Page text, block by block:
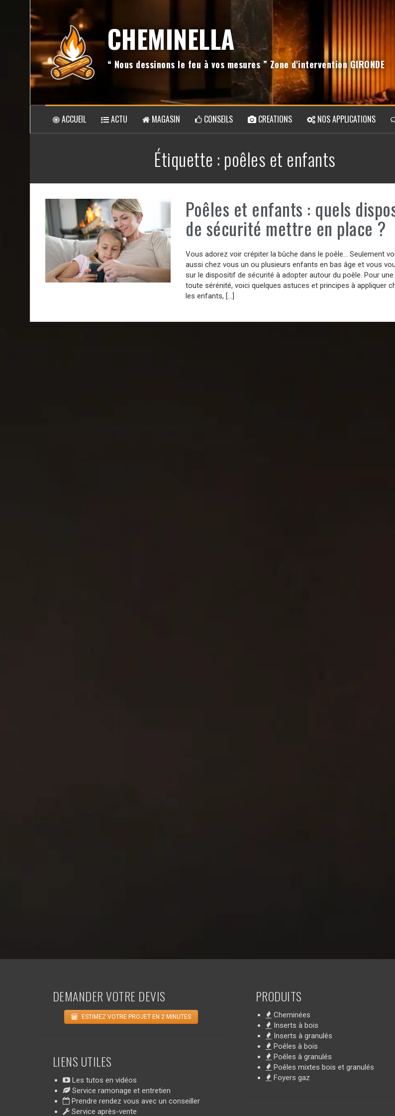
CHEMINELLA
“ Nous dessinons le feu à vos mesures ” Zone d'intervention GIRONDE
ACCUEIL ACTU MAGASIN CONSEILS CREATIONS NOS APPLICATIONS
Étiquette : poêles et enfants
Poêles et enfants : quels
de sécurité mettre en place ?
Vous adorez voir crépiter la bûche dans le poêle… Seulement
aussi chez vous un ou plusieurs enfants en bas âge et vous
sur le dispositif de sécurité à adopter autour du poêle. Pour
toute sérénité, voici quelques astuces et principes à appliquer
les enfants, […]
DEMANDER VOTRE DEVIS
ESTIMEZ VOTRE PROJET EN 2 MINUTES
LIENS UTILES
Les tutos en vidéos
Service ramonage et entretien
Prendre rendez vous avec un conseiller
Service après-vente
PRODUITS
Cheminées
Inserts à bois
Inserts à granulés
Poêles à bois
Poêles à granulés
Poêles mixtes bois et granulés
Foyers gaz